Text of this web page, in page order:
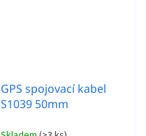
GPS spojovací kabel
S1039 50mm